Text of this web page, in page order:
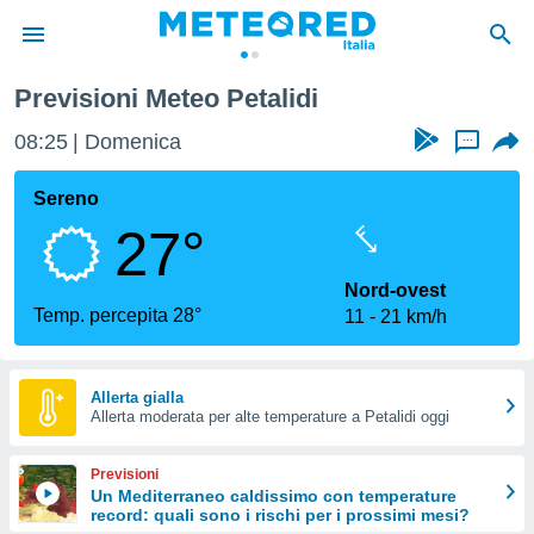
di
per
le
di
Web
le
Previsioni Meteo Petalidi
08:25 Domenica ...
Sereno
27°
Temp. percepita 28°
Nord-ovest
11
21 km/h
Allerta gialla
Allerta moderata per alte temperature a Petalidi oggi
Previsioni
Un Mediterraneo caldissimo con temperature
record: quali sono i rischi per i prossimi mesi?